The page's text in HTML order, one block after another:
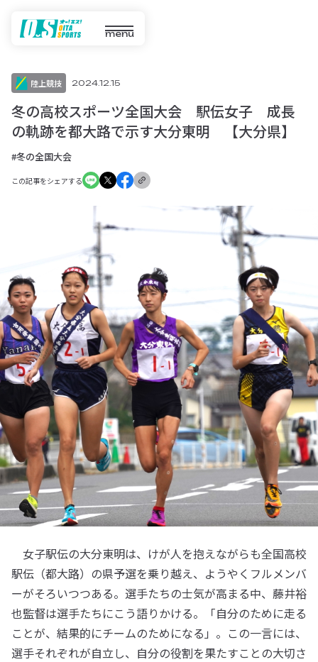
menu
陸上競技 2024.12.15
冬の高校スポーツ全国大会 駅伝女子 成長
の軌跡を都大路で示す大分東明 【大分県】
#冬の全国大会
この記事をシェアする
女子駅伝の大分東明は、けが人を抱えながらも全国高校
駅伝（都大路）の県予選を乗り越え、ようやくフルメンバ
ーがそろいつつある。選手たちの士気が高まる中、藤井裕
也監督は選手たちにこう語りかける。「自分のために走る
ことが、結果的にチームのためになる」。この一言には、
選手それぞれが自立し、自分の役割を果たすことの大切さ